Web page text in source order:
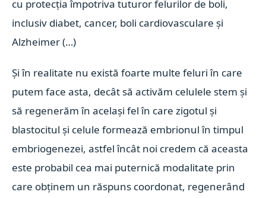
cu protecția împotriva tuturor felurilor de boli,
inclusiv diabet, cancer, boli cardiovasculare și
Alzheimer (…)
Și în realitate nu există foarte multe feluri în care
putem face asta, decât să activăm celulele stem și
să regenerăm în același fel în care zigotul și
blastocitul și celule formează embrionul în timpul
embriogenezei, astfel încât noi credem că aceasta
este probabil cea mai puternică modalitate prin
care obținem un răspuns coordonat, regenerând